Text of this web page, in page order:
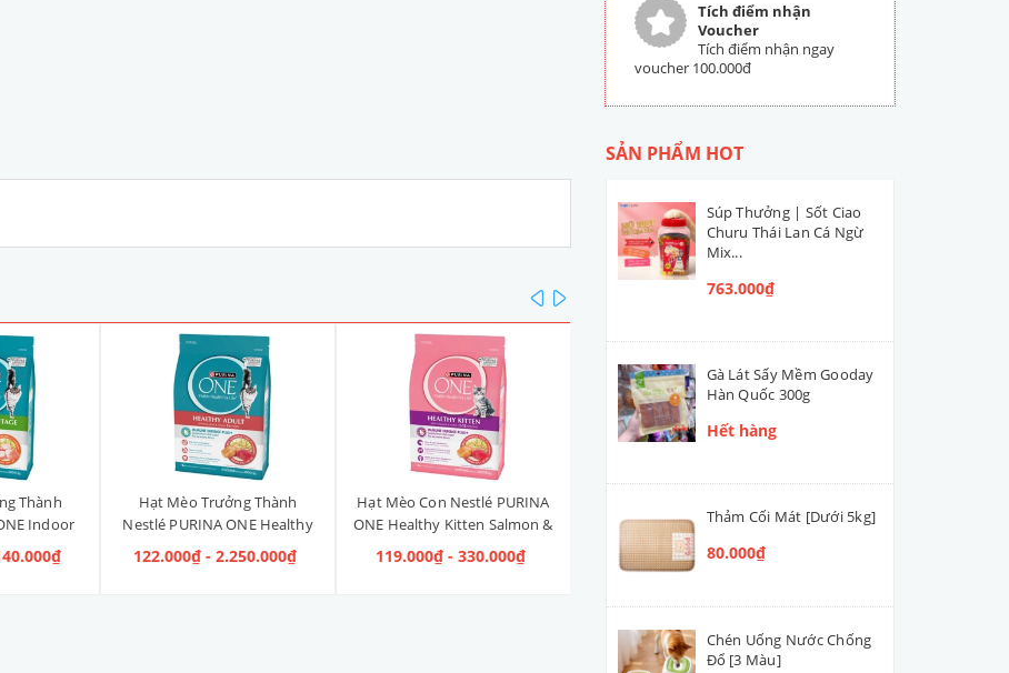
Tích điểm nhận
Voucher
Tích điểm nhận ngay
voucher 100.000đ
Thành
Indoor
Gà]
Hạt Mèo Trưởng Thành
Nestlé PURINA ONE Healthy
Adult Salmon & Tuna [Vị Cá
Hồi & Cá Ngừ]
122.000₫ - 2.250.000₫
Hạt Mèo Con Nestlé PURINA
ONE Healthy Kitten Salmon &
Tuna [Vị Cá Hồi & Cá Ngừ]
119.000₫ - 330.000₫
ONE Healthy Kitten [Vị Gà]
109.000₫ - 300.000₫
Ruột Cún Mèo
prev
SẢN PHẨM HOT
Súp Thưởng | Sốt Ciao
Churu Thái Lan Cá Ngừ
Mix...
763.000₫
Gà Lát Sấy Mềm Gooday
Hàn Quốc 300g
Hết hàng
Thảm Cối Mát [Dưới 5kg]
80.000₫
Chén Uống Nước Chống
Đổ [3 Màu]